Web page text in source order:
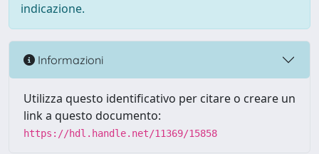
indicazione.
Informazioni
Utilizza questo identificativo per citare o creare un
link a questo documento:
https://hdl.handle.net/11369/15858